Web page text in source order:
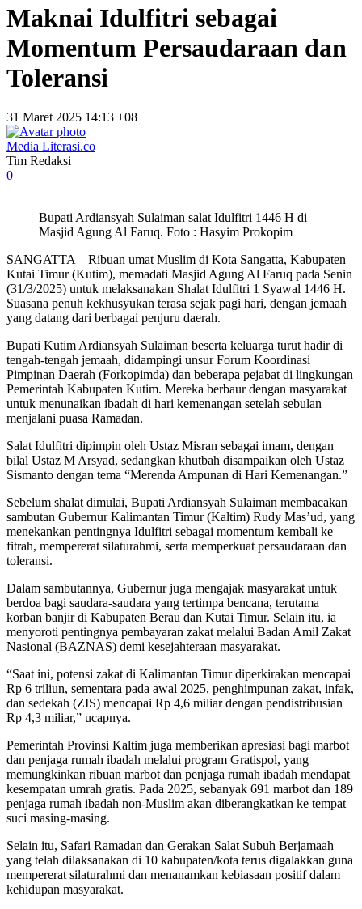
Maknai Idulfitri sebagai
Momentum Persaudaraan dan
Toleransi
31 Maret 2025 14:13 +08
Media Literasi.co
Tim Redaksi
0
Bupati Ardiansyah Sulaiman salat Idulfitri 1446 H di
Masjid Agung Al Faruq. Foto : Hasyim Prokopim
SANGATTA – Ribuan umat Muslim di Kota Sangatta, Kabupaten
Kutai Timur (Kutim), memadati Masjid Agung Al Faruq pada Senin
(31/3/2025) untuk melaksanakan Shalat Idulfitri 1 Syawal 1446 H.
Suasana penuh kekhusyukan terasa sejak pagi hari, dengan jemaah
yang datang dari berbagai penjuru daerah.
Bupati Kutim Ardiansyah Sulaiman beserta keluarga turut hadir di
tengah-tengah jemaah, didampingi unsur Forum Koordinasi
Pimpinan Daerah (Forkopimda) dan beberapa pejabat di lingkungan
Pemerintah Kabupaten Kutim. Mereka berbaur dengan masyarakat
untuk menunaikan ibadah di hari kemenangan setelah sebulan
menjalani puasa Ramadan.
Salat Idulfitri dipimpin oleh Ustaz Misran sebagai imam, dengan
bilal Ustaz M Arsyad, sedangkan khutbah disampaikan oleh Ustaz
Sismanto dengan tema “Merenda Ampunan di Hari Kemenangan.”
Sebelum shalat dimulai, Bupati Ardiansyah Sulaiman membacakan
sambutan Gubernur Kalimantan Timur (Kaltim) Rudy Mas’ud, yang
menekankan pentingnya Idulfitri sebagai momentum kembali ke
fitrah, mempererat silaturahmi, serta memperkuat persaudaraan dan
toleransi.
Dalam sambutannya, Gubernur juga mengajak masyarakat untuk
berdoa bagi saudara-saudara yang tertimpa bencana, terutama
korban banjir di Kabupaten Berau dan Kutai Timur. Selain itu, ia
menyoroti pentingnya pembayaran zakat melalui Badan Amil Zakat
Nasional (BAZNAS) demi kesejahteraan masyarakat.
“Saat ini, potensi zakat di Kalimantan Timur diperkirakan mencapai
Rp 6 triliun, sementara pada awal 2025, penghimpunan zakat, infak,
dan sedekah (ZIS) mencapai Rp 4,6 miliar dengan pendistribusian
Rp 4,3 miliar,” ucapnya.
Pemerintah Provinsi Kaltim juga memberikan apresiasi bagi marbot
dan penjaga rumah ibadah melalui program Gratispol, yang
memungkinkan ribuan marbot dan penjaga rumah ibadah mendapat
kesempatan umrah gratis. Pada 2025, sebanyak 691 marbot dan 189
penjaga rumah ibadah non-Muslim akan diberangkatkan ke tempat
suci masing-masing.
Selain itu, Safari Ramadan dan Gerakan Salat Subuh Berjamaah
yang telah dilaksanakan di 10 kabupaten/kota terus digalakkan guna
mempererat silaturahmi dan menanamkan kebiasaan positif dalam
kehidupan masyarakat.